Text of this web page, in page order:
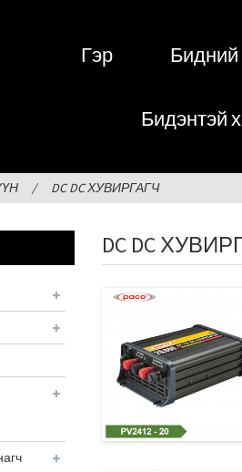
Гэр Бидний
Бидэнтэй
DC DC ХУВИРГАГЧ
DC DC